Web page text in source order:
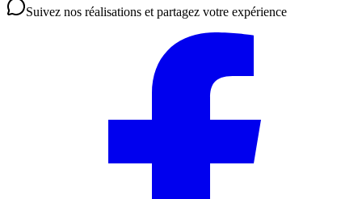
Suivez nos réalisations et partagez votre expérience